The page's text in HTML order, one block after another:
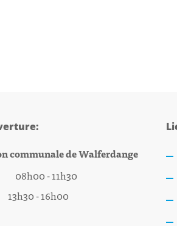
communale de Walferdange
- 11h30
16h00